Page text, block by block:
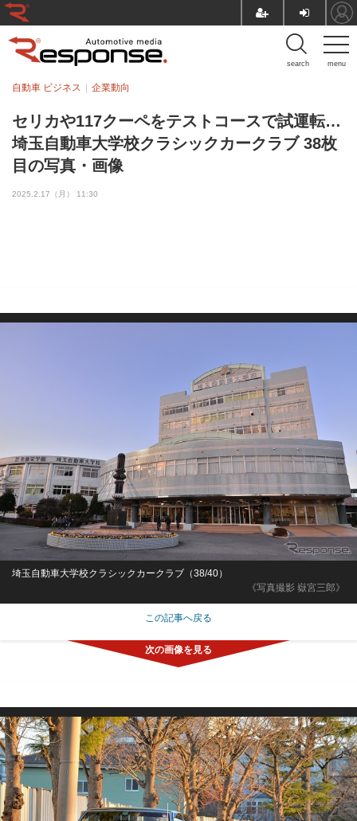
menu
search
セリカや117クーペをテストコースで試運転…
埼玉自動車大学校クラシックカークラブ 38枚
目の写真・画像
自動車 ビジネス 企業動向
2025.2.17（月） 11:30
《写真撮影 嶽宮三郎》
埼玉自動車大学校クラシックカークラブ（38/40）
この記事へ戻る